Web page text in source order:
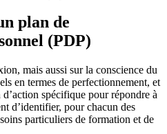
plan de
(PDP)
mais aussi sur la conscience du
en termes de perfectionnement, et
spécifique pour répondre à
d’identifier, pour chacun des
particuliers de formation et de